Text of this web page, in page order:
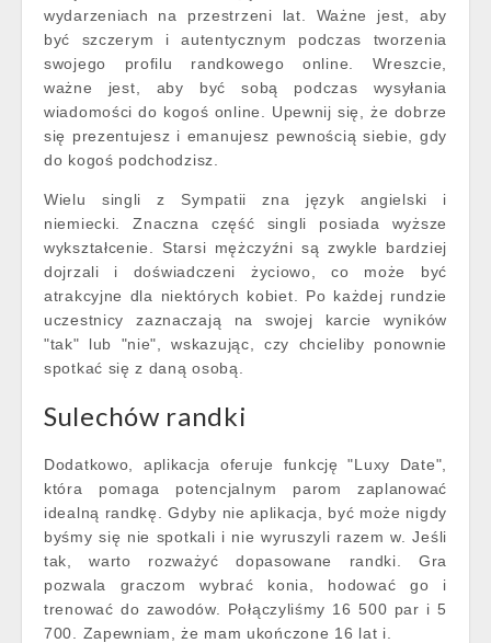
wydarzeniach na przestrzeni lat. Ważne jest, aby
być szczerym i autentycznym podczas tworzenia
swojego profilu randkowego online. Wreszcie,
ważne jest, aby być sobą podczas wysyłania
wiadomości do kogoś online. Upewnij się, że dobrze
się prezentujesz i emanujesz pewnością siebie, gdy
do kogoś podchodzisz.
Wielu singli z Sympatii zna język angielski i
niemiecki. Znaczna część singli posiada wyższe
wykształcenie. Starsi mężczyźni są zwykle bardziej
dojrzali i doświadczeni życiowo, co może być
atrakcyjne dla niektórych kobiet. Po każdej rundzie
uczestnicy zaznaczają na swojej karcie wyników
"tak" lub "nie", wskazując, czy chcieliby ponownie
spotkać się z daną osobą.
Sulechów randki
Dodatkowo, aplikacja oferuje funkcję "Luxy Date",
która pomaga potencjalnym parom zaplanować
idealną randkę. Gdyby nie aplikacja, być może nigdy
byśmy się nie spotkali i nie wyruszyli razem w. Jeśli
tak, warto rozważyć dopasowane randki. Gra
pozwala graczom wybrać konia, hodować go i
trenować do zawodów. Połączyliśmy 16 500 par i 5
700. Zapewniam, że mam ukończone 16 lat i.